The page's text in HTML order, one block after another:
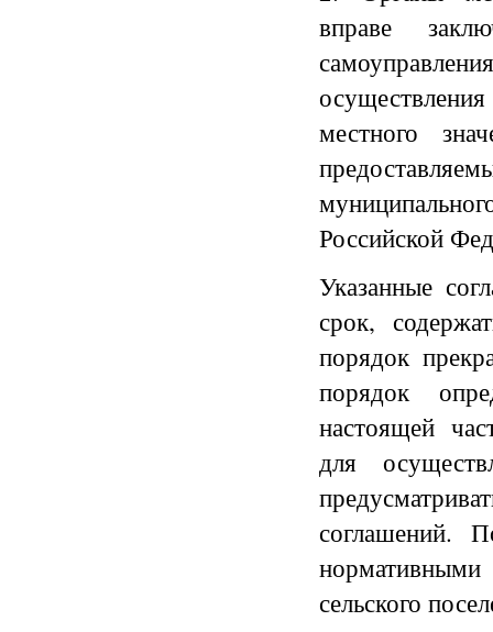
вправе
местного
Российской
Указанные
срок,
порядок
порядок
настоящей
для
соглашений.
сельского